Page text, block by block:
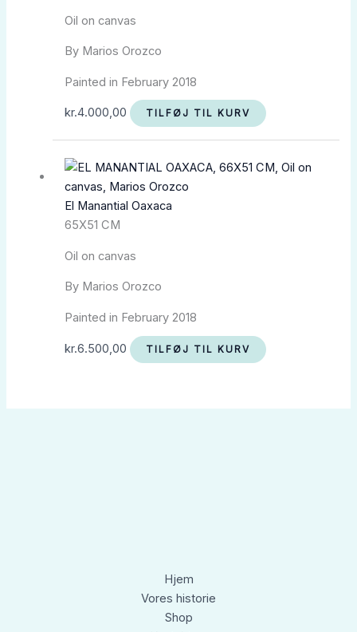
Oil on canvas
By Marios Orozco
Painted in February 2018
kr.4.000,00 TILFØJ TIL KURV
El Manantial Oaxaca
65X51 CM
Oil on canvas
By Marios Orozco
Painted in February 2018
kr.6.500,00 TILFØJ TIL KURV
Hjem
Vores historie
Shop